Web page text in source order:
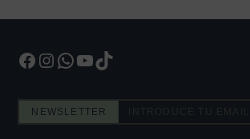
Facebook Instagram WhatsApp YouTube TikTok
NEWSLETTER